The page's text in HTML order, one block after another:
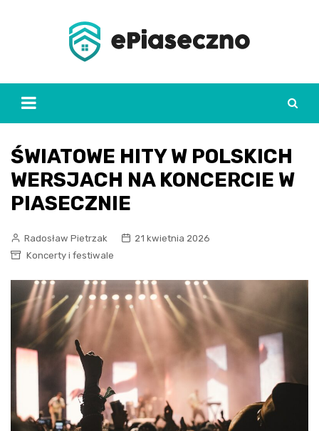
ŚWIATOWE HITY W POLSKICH
WERSJACH NA KONCERCIE W
PIASECZNIE
Radosław Pietrzak
21 kwietnia 2026
Koncerty i festiwale